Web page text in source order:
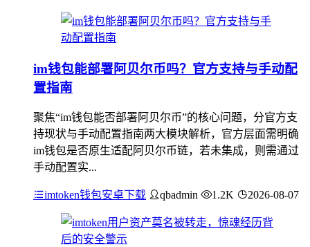
im钱包能部署阿贝尔币吗？官方支持与手动配
置指南
聚焦“im钱包能否部署阿贝尔币”的核心问题，分官方支
持现状与手动配置指南两大模块解析，官方层面需明确
im钱包是否原生适配阿贝尔币链，若未集成，则需通过
手动配置实...
imtoken钱包安卓下载 qbadmin 1.2K 2026-08-07